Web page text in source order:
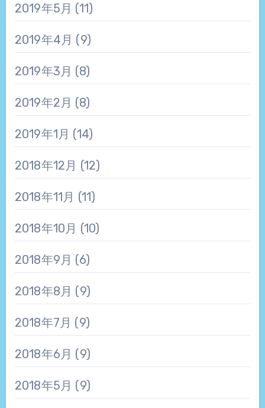
2019年5月 (11)
2019年4月 (9)
2019年3月 (8)
2019年2月 (8)
2019年1月 (14)
2018年12月 (12)
2018年11月 (11)
2018年10月 (10)
2018年9月 (6)
2018年8月 (9)
2018年7月 (9)
2018年6月 (9)
2018年5月 (9)